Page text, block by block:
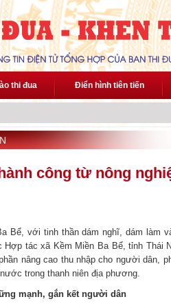
thi đua Điển hình tiên tiến
công từ nông
Bể, với tinh thần dám nghĩ, dám làm
Hợp tác xã Kềm Miền Ba Bể, tỉnh Thái
nâng cao thu nhập cho người dân,
trong thanh niên địa phương.
mạnh, gắn kết người dân